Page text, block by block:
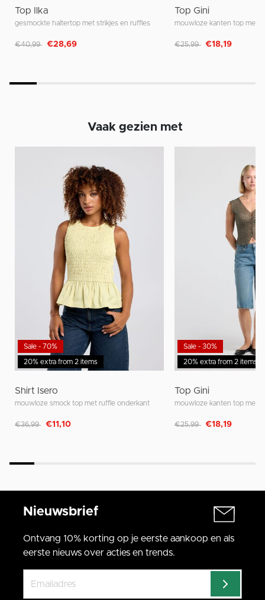
Top Ilka
gesmockte haltertop met strikjes en ruffles
Afgeprijsd van
€40,99 naar
€28,69
Top Gini
mouwloze kanten top met
Afgeprijsd van
€25,99 naar
€18,19
Vaak gezien met
20% extra from 2 items
Sale - 70%
Shirt Isero
mouwloze smock top met ruffle onderkant
Afgeprijsd van
€36,99 naar
€11,10
20% extra from 2 items
Sale - 30%
Top Gini
mouwloze kanten top met
Afgeprijsd van
€25,99 naar
€18,19
Nieuwsbrief
Ontvang 10% korting op je eerste aankoop en als
eerste nieuws over acties en trends.